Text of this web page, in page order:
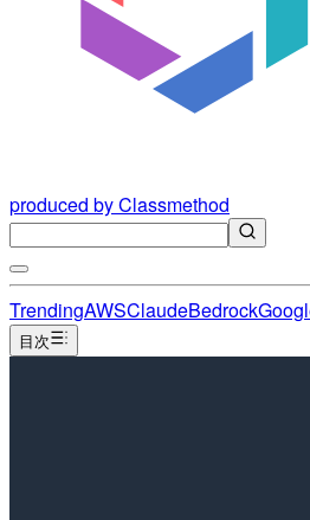
produced by Classmethod
TrendingAWSClaudeBedrock
目次